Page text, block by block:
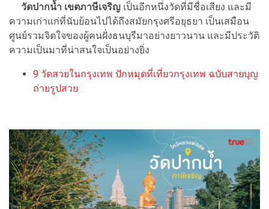
วัดปากน้ำ เขตภาษีเจริญ เป็นอีกหนึ่งวัดที่มีชื่อเสียง และมี
ความเก่าแก่ที่นับย้อนไปได้ถึงสมัยกรุงศรีอยุธยา เป็นเสมือน
ศูนย์รวมจิตใจของผู้คนฝั่งธนบุรีมาอย่างยาวนาน และมีประวัติ
ความเป็นมาที่น่าสนใจเป็นอย่างยิ่ง
9 วัดสวยในกรุงเทพ ปักหมุดที่เที่ยวกรุงเทพ ฉบับสายบุญ
ถ่ายรูปสวย